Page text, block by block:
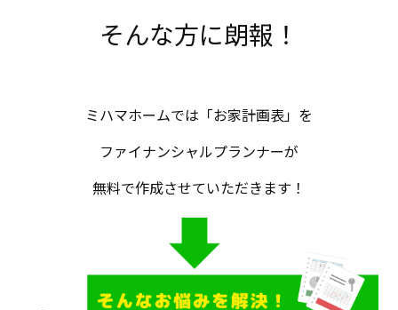
そんな方に朗報！
ミハマホームでは「お家計画表」を
ファイナンシャルプランナーが
無料で作成させていただきます！